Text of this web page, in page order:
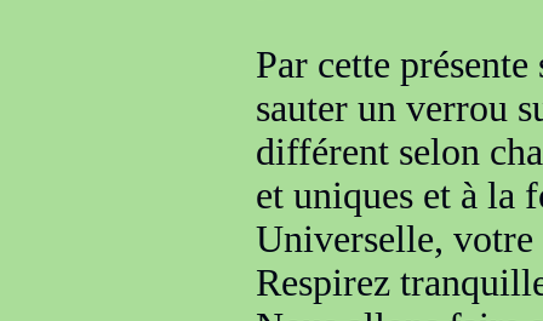
Par cette présente
sauter un verrou
différent selon
et uniques et à la
Universelle,
Respirez